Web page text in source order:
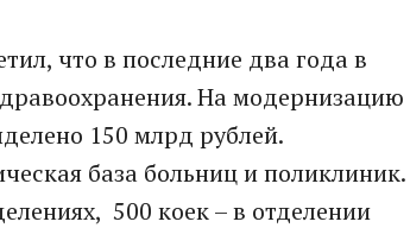
что в последние два года в
На модернизацию
150 млрд рублей.
база больниц и поликлиник.
500 коек – в отделении